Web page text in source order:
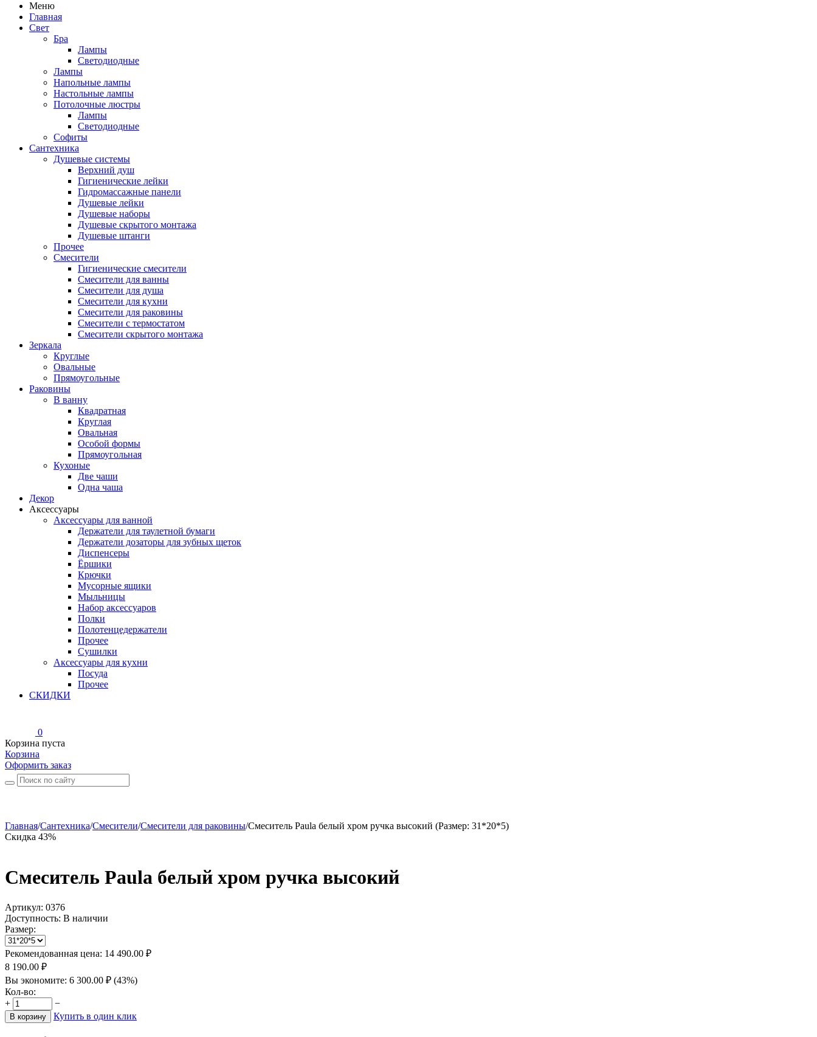
Меню
Главная
Свет
Бра
Лампы
Светодиодные
Лампы
Напольные лампы
Настольные лампы
Потолочные люстры
Лампы
Светодиодные
Софиты
Сантехника
Душевые системы
Верхний душ
Гигиенические лейки
Гидромассажные панели
Душевые лейки
Душевые наборы
Душевые скрытого монтажа
Душевые штанги
Прочее
Смесители
Гигиенические смесители
Смесители для ванны
Смесители для душа
Смесители для кухни
Смесители для раковины
Смесители с термостатом
Смесители скрытого монтажа
Зеркала
Круглые
Овальные
Прямоугольные
Раковины
В ванну
Квадратная
Круглая
Овальная
Особой формы
Прямоугольная
Кухоные
Две чаши
Одна чаша
Декор
Аксессуары
Аксессуары для ванной
Держатели для таулетной бумаги
Держатели дозаторы для зубных щеток
Диспенсеры
Ёршики
Крючки
Мусорные ящики
Мыльницы
Набор аксессуаров
Полки
Полотенцедержатели
Прочее
Сушилки
Аксессуары для кухни
Посуда
Прочее
СКИДКИ
0
Корзина пуста
Корзина
Оформить заказ
Главная/Сантехника/Смесители/Смесители для раковины/Смеситель Paula белый хром ручка высокий (Размер: 31*20*5)
Скидка 43%
Смеситель Paula белый хром ручка высокий
Артикул: 0376
Доступность: В наличии
Размер:
Рекомендованная цена: 14 490.00 ₽
8 190.00 ₽
Вы экономите: 6 300.00 ₽ (43%)
Кол-во:
+
−
В корзину Купить в один клик